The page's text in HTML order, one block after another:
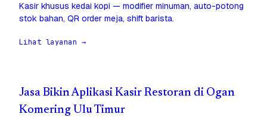
Kasir khusus kedai kopi — modifier minuman, auto-potong
stok bahan, QR order meja, shift barista.
Lihat layanan →
Jasa Bikin Aplikasi Kasir Restoran di Ogan
Komering Ulu Timur